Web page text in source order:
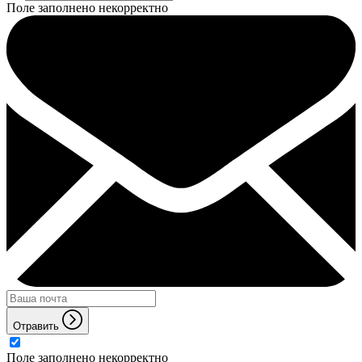
Поле заполнено некорректно
Отравить
Поле заполнено некорректно